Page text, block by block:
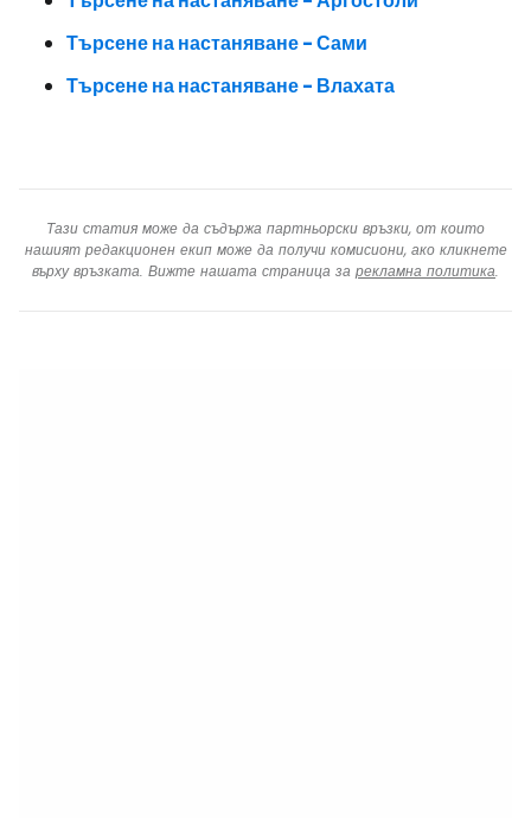
Търсене на настаняване - Сами
Търсене на настаняване - Влахата
Тази статия може да съдържа партньорски връзки, от които
нашият редакционен екип може да получи комисиони, ако кликнете
върху връзката. Вижте нашата страница за рекламна политика.